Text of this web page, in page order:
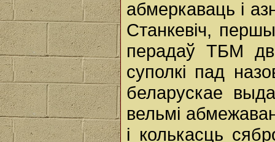
абмеркаваць і
Станкевіч,
перадаў ТБМ
суполкі пад
беларускае
вельмі
і колькасць